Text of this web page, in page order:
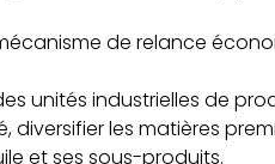
de relance
unités industrielles de
diversifier les matières
et ses sous-produits.